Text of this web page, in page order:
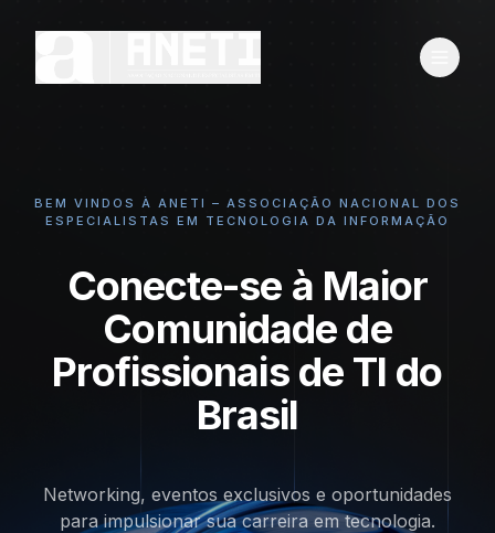
BEM VINDOS À ANETI – ASSOCIAÇÃO NACIONAL DOS
ESPECIALISTAS EM TECNOLOGIA DA INFORMAÇÃO
Conecte-se à Maior
Comunidade de
Profissionais de TI do
Brasil
Networking, eventos exclusivos e oportunidades
para impulsionar suacarreira em tecnologia.